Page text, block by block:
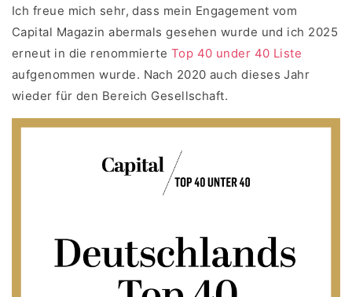
Ich freue mich sehr, dass mein Engagement vom
Capital Magazin abermals gesehen wurde und ich 2025
erneut in die renommierte Top 40 under 40 Liste
aufgenommen wurde. Nach 2020 auch dieses Jahr
wieder für den Bereich Gesellschaft.